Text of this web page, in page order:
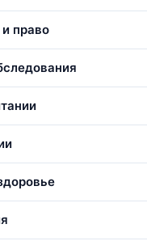
право